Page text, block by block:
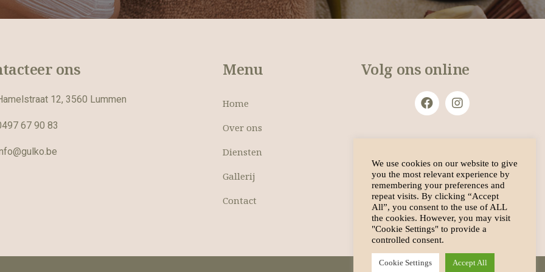
ons
12, 3560 Lummen
67 90 83
Menu
Home
Over ons
Diensten
Gallerij
Contact
Volg ons online
We use cookies on our website to give
you the most relevant experience by
remembering your preferences and
repeat visits. By clicking “Accept
All”, you consent to the use of ALL
the cookies. However, you may visit
"Cookie Settings" to provide a
controlled consent.
Cookie Settings Accept All